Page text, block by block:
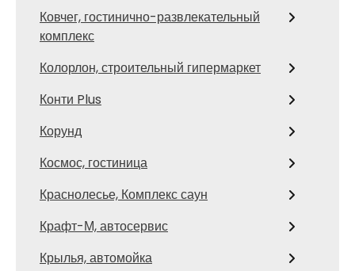
Ковчег, гостинично-развлекательный
комплекс
Колорлон, строительный гипермаркет
Конти Plus
Корунд
Космос, гостиница
Краснолесье, Комплекс саун
Крафт-М, автосервис
Крылья, автомойка